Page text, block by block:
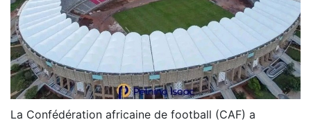
La Confédération africaine de football (CAF) a